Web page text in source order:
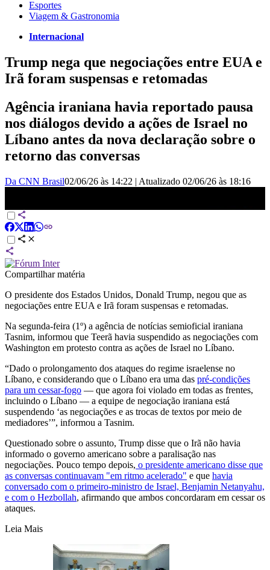
Esportes
Viagem & Gastronomia
Internacional
Trump nega que negociações entre EUA e
Irã foram suspensas e retomadas
Agência iraniana havia reportado pausa
nos diálogos devido a ações de Israel no
Líbano antes da nova declaração sobre o
retorno das conversas
Da CNN Brasil02/06/26 às 14:22 | Atualizado 02/06/26 às 18:16
Compartilhar matéria
O presidente dos Estados Unidos, Donald Trump, negou que as
negociações entre EUA e Irã foram suspensas e retomadas.
Na segunda-feira (1º) a agência de notícias semioficial iraniana
Tasnim, informou que Teerã havia suspendido as negociações com
Washington em protesto contra as ações de Israel no Líbano.
“Dado o prolongamento dos ataques do regime israelense no
Líbano, e considerando que o Líbano era uma das pré-condições
para um cessar-fogo — que agora foi violado em todas as frentes,
incluindo o Líbano — a equipe de negociação iraniana está
suspendendo ‘as negociações e as trocas de textos por meio de
mediadores’”, informou a Tasnim.
Questionado sobre o assunto, Trump disse que o Irã não havia
informado o governo americano sobre a paralisação nas
negociações. Pouco tempo depois, o presidente americano disse que
as conversas continuavam "em ritmo acelerado" e que havia
conversado com o primeiro-ministro de Israel, Benjamin Netanyahu,
e com o Hezbollah, afirmando que ambos concordaram em cessar os
ataques.
Leia Mais